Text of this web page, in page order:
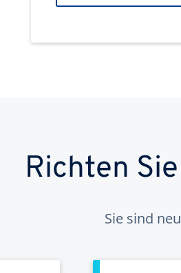
Richten
Sie sind